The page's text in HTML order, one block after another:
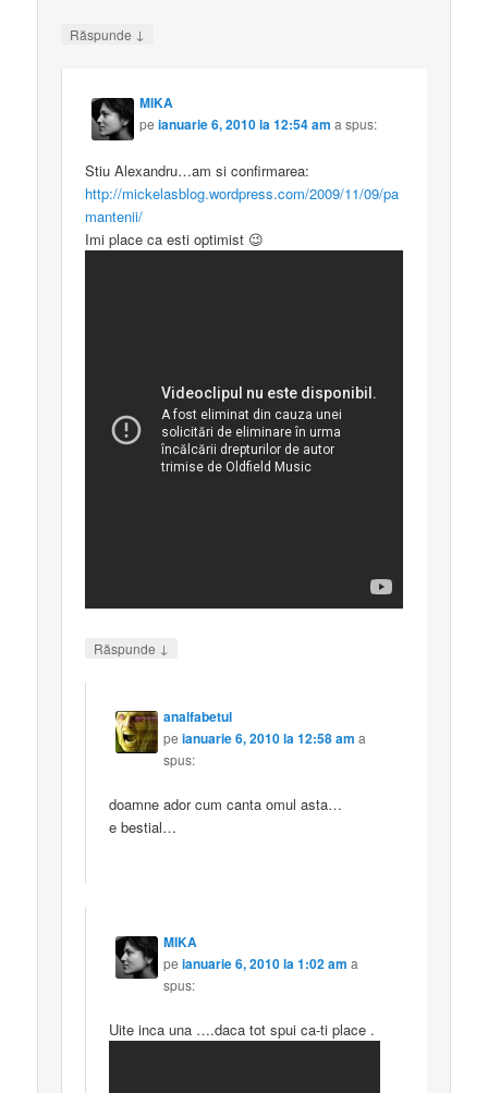
Răspunde ↓
MIKA
peianuarie 6, 2010 la 12:54 am a spus:
Stiu Alexandru…am si confirmarea:
http://mickelasblog.wordpress.com/2009/11/09/pa
mantenii/
Imi place ca esti optimist 😉
Răspunde ↓
analfabetul
peianuarie 6, 2010 la 12:58 am a
spus:
doamne ador cum canta omul asta…
e bestial…
MIKA
peianuarie 6, 2010 la 1:02 am a
spus:
Uite inca una ….daca tot spui ca-ti place .